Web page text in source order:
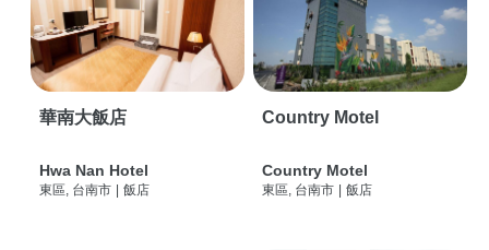
華南大飯店
Hwa Nan Hotel
東區, 台南市 | 飯店
Country Motel
Country Motel
東區, 台南市 | 飯店